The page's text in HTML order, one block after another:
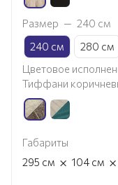
Размер — 240 см
240 см
280 см
Цветовое
Тиффани
Габариты
295 см × 104 см ×